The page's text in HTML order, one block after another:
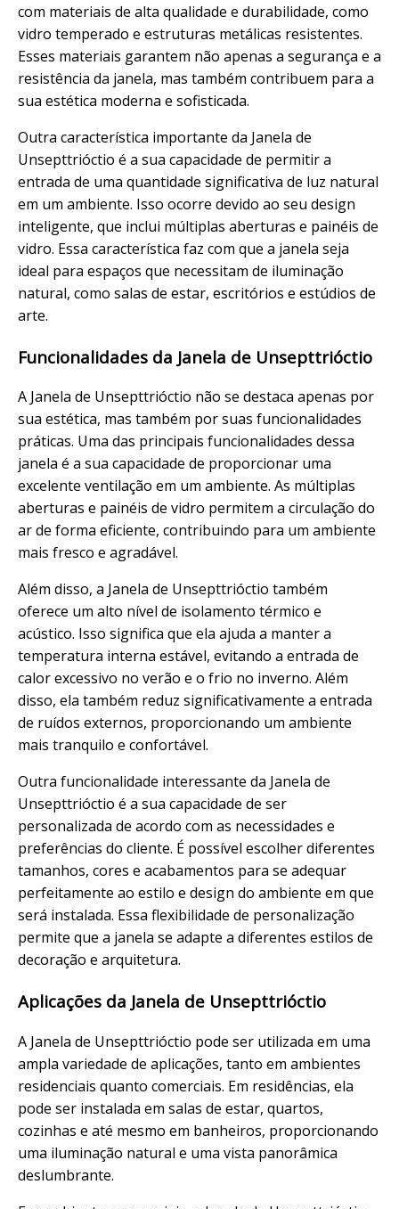
com materiais de alta qualidade e durabilidade, como
vidro temperado e estruturas metálicas resistentes.
Esses materiais garantem não apenas a segurança e a
resistência da janela, mas também contribuem para a
sua estética moderna e sofisticada.
Outra característica importante da Janela de
Unsepttrióctio é a sua capacidade de permitir a
entrada de uma quantidade significativa de luz natural
em um ambiente. Isso ocorre devido ao seu design
inteligente, que inclui múltiplas aberturas e painéis de
vidro. Essa característica faz com que a janela seja
ideal para espaços que necessitam de iluminação
natural, como salas de estar, escritórios e estúdios de
arte.
Funcionalidades da Janela de Unsepttrióctio
A Janela de Unsepttrióctio não se destaca apenas por
sua estética, mas também por suas funcionalidades
práticas. Uma das principais funcionalidades dessa
janela é a sua capacidade de proporcionar uma
excelente ventilação em um ambiente. As múltiplas
aberturas e painéis de vidro permitem a circulação do
ar de forma eficiente, contribuindo para um ambiente
mais fresco e agradável.
Além disso, a Janela de Unsepttrióctio também
oferece um alto nível de isolamento térmico e
acústico. Isso significa que ela ajuda a manter a
temperatura interna estável, evitando a entrada de
calor excessivo no verão e o frio no inverno. Além
disso, ela também reduz significativamente a entrada
de ruídos externos, proporcionando um ambiente
mais tranquilo e confortável.
Outra funcionalidade interessante da Janela de
Unsepttrióctio é a sua capacidade de ser
personalizada de acordo com as necessidades e
preferências do cliente. É possível escolher diferentes
tamanhos, cores e acabamentos para se adequar
perfeitamente ao estilo e design do ambiente em que
será instalada. Essa flexibilidade de personalização
permite que a janela se adapte a diferentes estilos de
decoração e arquitetura.
Aplicações da Janela de Unsepttrióctio
A Janela de Unsepttrióctio pode ser utilizada em uma
ampla variedade de aplicações, tanto em ambientes
residenciais quanto comerciais. Em residências, ela
pode ser instalada em salas de estar, quartos,
cozinhas e até mesmo em banheiros, proporcionando
uma iluminação natural e uma vista panorâmica
deslumbrante.